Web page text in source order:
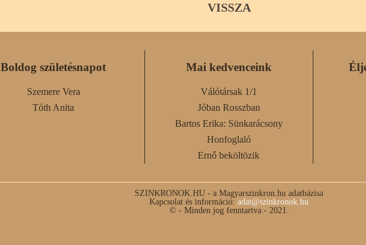
VISSZA
Boldog születésnapot
Szemere Vera
Tóth Anita
Mai kedvenceink
Válótársak 1/1
Jóban Rosszban
Bartos Erika: Sünkarácsony
Honfoglaló
Ernő beköltözik
SZINKRONOK.HU - a Magyarszinkron.hu adatbázisa
Kapcsolat és információ: adat@szinkronok.hu
© - Minden jog fenntartva - 2021.